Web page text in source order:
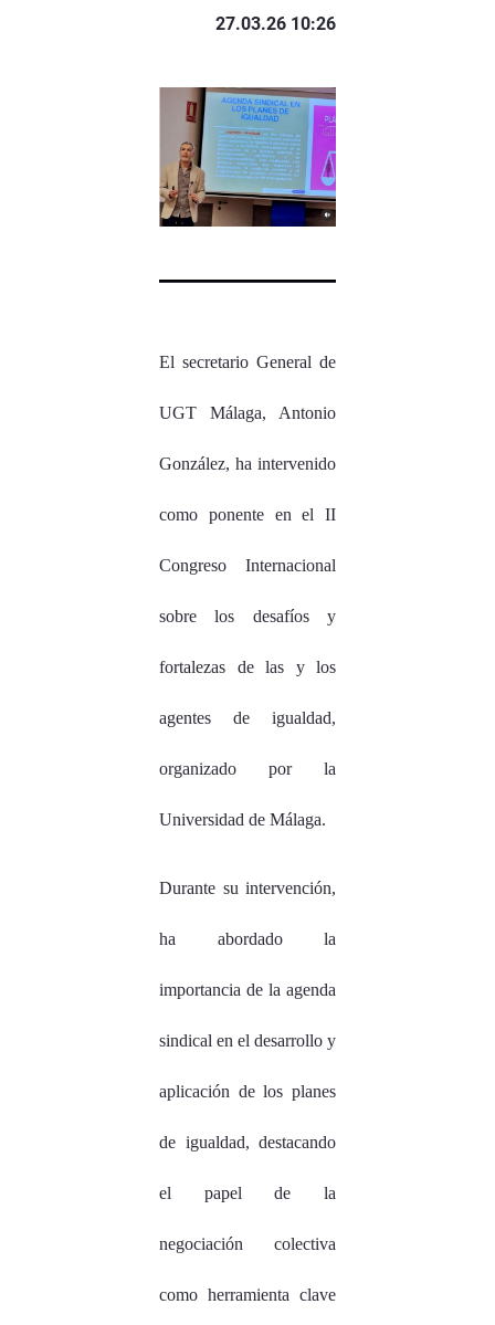
27.03.26 10:26
El secretario General de
UGT Málaga, Antonio
González, ha intervenido
como ponente en el II
Congreso Internacional
sobre los desafíos y
fortalezas de las y los
agentes de igualdad,
organizado por la
Universidad de Málaga.
Durante su intervención,
ha abordado la
importancia de la agenda
sindical en el desarrollo y
aplicación de los planes
de igualdad, destacando
el papel de la
negociación colectiva
como herramienta clave